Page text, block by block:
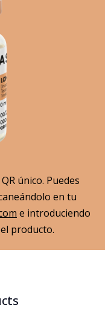
único. Puedes
en tu
e introduciendo
producto.